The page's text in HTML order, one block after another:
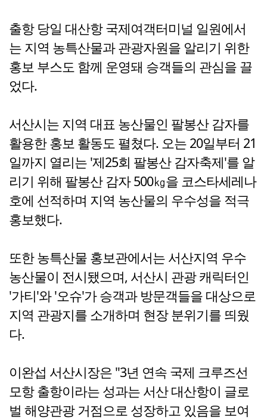
출항 당일 대산항 국제여객터미널 일원에서
는 지역 농특산물과 관광자원을 알리기 위한
홍보 부스도 함께 운영돼 승객들의 관심을 끌
었다.
서산시는 지역 대표 농산물인 팔봉산 감자를
활용한 홍보 활동도 펼쳤다. 오는 20일부터 21
일까지 열리는 '제25회 팔봉산 감자축제'를 알
리기 위해 팔봉산 감자 500㎏을 코스타세레나
호에 선적하며 지역 농산물의 우수성을 적극
홍보했다.
또한 농특산물 홍보관에서는 서산지역 우수
농산물이 전시됐으며, 서산시 관광 캐릭터인
'가티'와 '오슈'가 승객과 방문객들을 대상으로
지역 관광지를 소개하며 현장 분위기를 띄웠
다.
이완섭 서산시장은 "3년 연속 국제 크루즈선
모항 출항이라는 성과는 서산 대산항이 글로
벌 해양관광 거점으로 성장하고 있음을 보여